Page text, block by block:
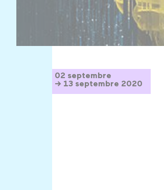
02 septembre
→ 13 septembre 2020